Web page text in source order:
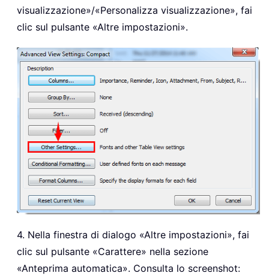
visualizzazione»/«Personalizza visualizzazione», fai
clic sul pulsante «Altre impostazioni».
4. Nella finestra di dialogo «Altre impostazioni», fai
clic sul pulsante «Carattere» nella sezione
«Anteprima automatica». Consulta lo screenshot: